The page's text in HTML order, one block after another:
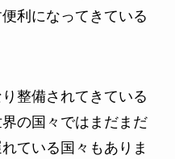
利になってきている
整備されてきている
の国々ではまだまだ
ている国々もありま